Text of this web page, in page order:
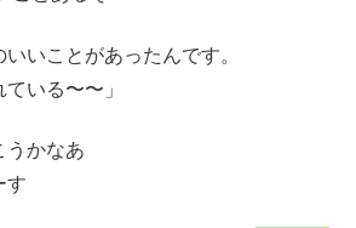
いことがあったんです。
いる〜〜」
うかなあ
す